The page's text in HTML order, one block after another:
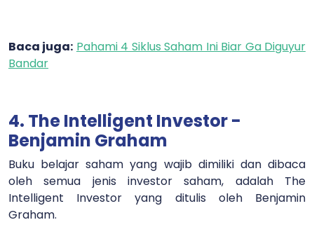
Baca juga: Pahami 4 Siklus Saham Ini Biar Ga Diguyur
Bandar
4. The Intelligent Investor -
Benjamin Graham
Buku belajar saham yang wajib dimiliki dan dibaca
oleh semua jenis investor saham, adalah The
Intelligent Investor yang ditulis oleh Benjamin
Graham.